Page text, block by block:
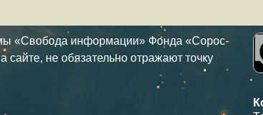
«Свобода информации» Фонда «Сорос-
не обязательно отражают точку